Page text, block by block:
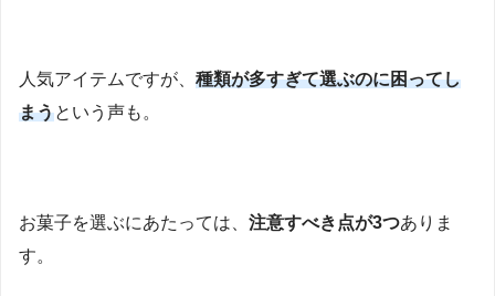
人気アイテムですが、 種類が多すぎて選ぶのに困ってし
まうという声も。
お菓子を選ぶにあたっては、 注意すべき点が3つありま
す。